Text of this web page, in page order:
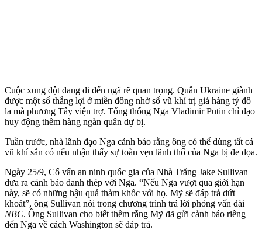
Cuộc xung đột đang đi đến ngã rẽ quan trọng. Quân Ukraine giành
được một số thắng lợi ở miền đông nhờ số vũ khí trị giá hàng tỷ đô
la mà phương Tây viện trợ. Tổng thống Nga Vladimir Putin chỉ đạo
huy động thêm hàng ngàn quân dự bị.
Tuần trước, nhà lãnh đạo Nga cảnh báo rằng ông có thể dùng tất cả
vũ khí sẵn có nếu nhận thấy sự toàn vẹn lãnh thổ của Nga bị đe dọa.
Ngày 25/9, Cố vấn an ninh quốc gia của Nhà Trắng Jake Sullivan
đưa ra cảnh báo đanh thép với Nga. “Nếu Nga vượt qua giới hạn
này, sẽ có những hậu quả thảm khốc với họ. Mỹ sẽ đáp trả dứt
khoát”, ông Sullivan nói trong chương trình trả lời phỏng vấn đài
NBC. Ông Sullivan cho biết thêm rằng Mỹ đã gửi cảnh báo riêng
đến Nga về cách Washington sẽ đáp trả.